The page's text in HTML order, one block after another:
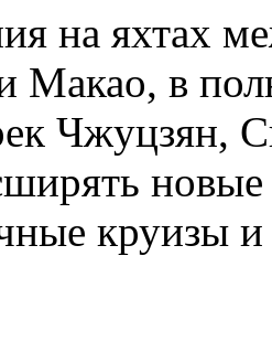
на яхтах
Макао, в
Чжуцзян,
круизы